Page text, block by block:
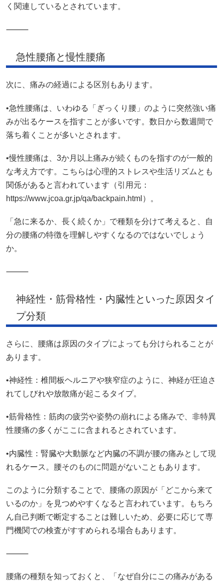
く関連しているとされています。
⸻
急性腰痛と慢性腰痛
次に、痛みの経過による区別もあります。
•急性腰痛は、いわゆる「ぎっくり腰」のように突然強い痛
みが出るケースを指すことが多いです。数日から数週間で
落ち着くことが多いとされます。
•慢性腰痛は、3か月以上痛みが続くものを指すのが一般的
な考え方です。こちらは心理的ストレスや生活リズムとも
関係があると言われています（引用元：
https://www.jcoa.gr.jp/qa/backpain.html）。
「急に来るか、長く続くか」で種類を分けて考えると、自
分の腰痛の特徴を理解しやすくなるのではないでしょう
か。
⸻
神経性・筋骨格性・内臓性といった原因タイ
プ分類
さらに、腰痛は原因のタイプによっても分けられることが
あります。
•神経性：椎間板ヘルニアや狭窄症のように、神経が圧迫さ
れてしびれや放散痛が起こるタイプ。
•筋骨格性：筋肉の疲労や姿勢の崩れによる痛みで、非特異
性腰痛の多くがここに含まれるとされています。
•内臓性：腎臓や大動脈など内臓の不調が腰の痛みとして現
れるケース。腰そのものに問題がないこともあります。
このように分類することで、腰痛の原因が「どこから来て
いるのか」を見つめやすくなると言われています。もちろ
ん自己判断で断定することは難しいため、必要に応じて専
門機関での検査がすすめられる場合もあります。
⸻
腰痛の種類を知っておくと、「なぜ自分にこの痛みがある